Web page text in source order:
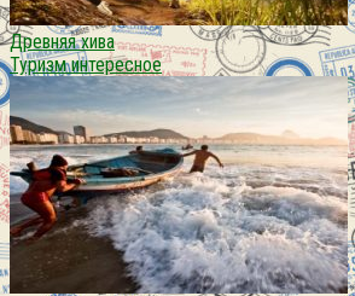
Древняя хива
Туризм интересное